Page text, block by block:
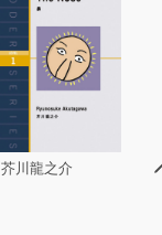
芥川龍之介